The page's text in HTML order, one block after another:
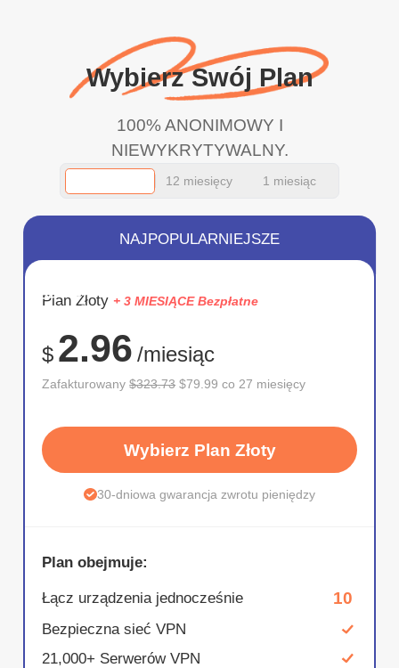
Wybierz Swój Plan
100% ANONIMOWY I
NIEWYKRYTYWALNY.
12 miesięcy 1 miesiąc
OSZCZĘD
75%
NAJPOPULARNIEJSZE
Plan Złoty + 3 MIESIĄCE Bezpłatne
$ 2.96 /miesiąc
Zafakturowany$323.73 $79.99 co 27 miesięcy
Wybierz Plan Złoty
30-dniowa gwarancja zwrotu pieniędzy
Plan obejmuje:
Łącz urządzenia jednocześnie 10
Bezpieczna sieć VPN
21,000+ Serwerów VPN